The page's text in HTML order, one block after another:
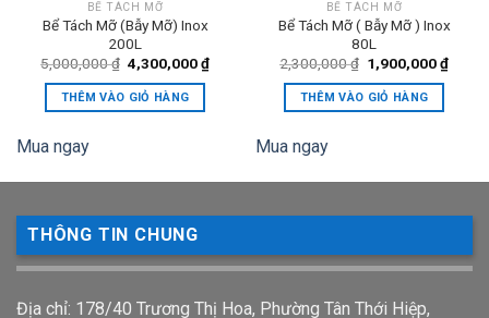
BỂ TÁCH MỠ
Bể Tách Mỡ (Bẫy Mỡ) Inox
200L
5,000,000₫ Giá
gốc
là:
5,000,000 ₫.
4,300,000₫Giá
THÊM VÀO GIỎ HÀNG
Mua ngay
BỂ TÁCH MỠ
Bể Tách Mỡ ( Bẫy Mỡ ) Inox
80L
2,300,000₫ Giá
gốc
là:
2,300,000 ₫.
1,900,000₫Giá
THÊM VÀO GIỎ HÀNG
Mua ngay
THÔNG TIN CHUNG
Địa chỉ: 178/40 Trương Thị Hoa, Phường Tân Thới Hiệp,